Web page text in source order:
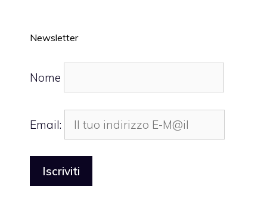
Newsletter
Nome
Email: